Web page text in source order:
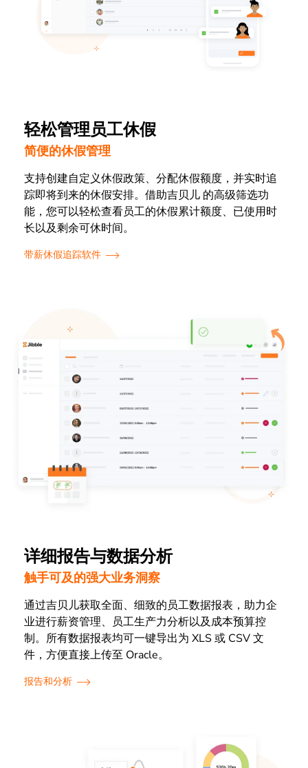
轻松管理员工休假
简便的休假管理
支持创建自定义休假政策、分配休假额度，并实时追
踪即将到来的休假安排。借助吉贝儿 的高级筛选功
能，您可以轻松查看员工的休假累计额度、已使用时
长以及剩余可休时间。
带薪休假追踪软件
详细报告与数据分析
触手可及的强大业务洞察
通过吉贝儿获取全面、细致的员工数据报表，助力企
业进行薪资管理、员工生产力分析以及成本预算控
制。所有数据报表均可一键导出为 XLS 或 CSV 文
件，方便直接上传至 Oracle。
报告和分析